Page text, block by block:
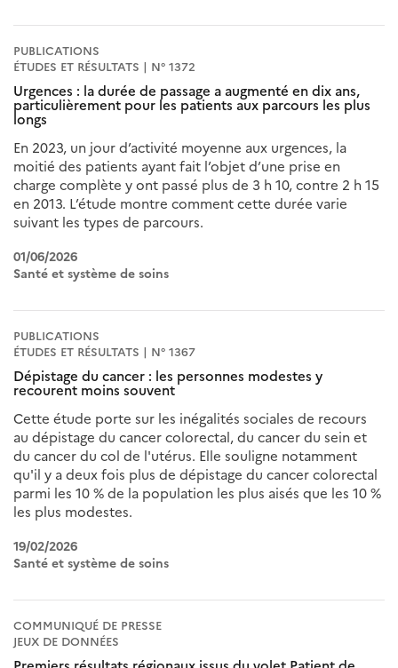
PUBLICATIONS
ÉTUDES ET RÉSULTATS | N° 1372
Urgences : la durée de passage a augmenté en dix ans,
particulièrement pour les patients aux parcours les plus
longs
En 2023, un jour d’activité moyenne aux urgences, la
moitié des patients ayant fait l’objet d’une prise en
charge complète y ont passé plus de 3 h 10, contre 2 h 15
en 2013. L’étude montre comment cette durée varie
suivant les types de parcours.
01/06/2026
Santé et système de soins
PUBLICATIONS
ÉTUDES ET RÉSULTATS | N° 1367
Dépistage du cancer : les personnes modestes y
recourent moins souvent
Cette étude porte sur les inégalités sociales de recours
au dépistage du cancer colorectal, du cancer du sein et
du cancer du col de l'utérus. Elle souligne notamment
qu'il y a deux fois plus de dépistage du cancer colorectal
parmi les 10 % de la population les plus aisés que les 10 %
les plus modestes.
19/02/2026
Santé et système de soins
COMMUNIQUÉ DE PRESSE
JEUX DE DONNÉES